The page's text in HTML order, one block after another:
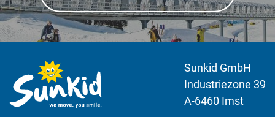
Sunkid GmbH
Industriezone 39
A-6460 Imst